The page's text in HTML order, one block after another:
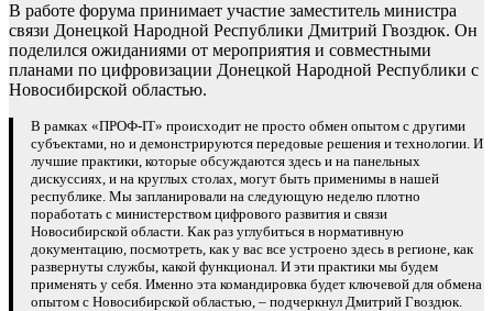
В работе форума принимает участие заместитель министра
связи Донецкой Народной Республики Дмитрий Гвоздюк. Он
поделился ожиданиями от мероприятия и совместными
планами по цифровизации Донецкой Народной Республики с
Новосибирской областью.
В рамках «ПРОФ-IT» происходит не просто обмен опытом с другими
субъектами, но и демонстрируются передовые решения и технологии. И
лучшие практики, которые обсуждаются здесь и на панельных
дискуссиях, и на круглых столах, могут быть применимы в нашей
республике. Мы запланировали на следующую неделю плотно
поработать с министерством цифрового развития и связи
Новосибирской области. Как раз углубиться в нормативную
документацию, посмотреть, как у вас все устроено здесь в регионе, как
развернуты службы, какой функционал. И эти практики мы будем
применять у себя. Именно эта командировка будет ключевой для обмена
опытом с Новосибирской областью, – подчеркнул Дмитрий Гвоздюк.